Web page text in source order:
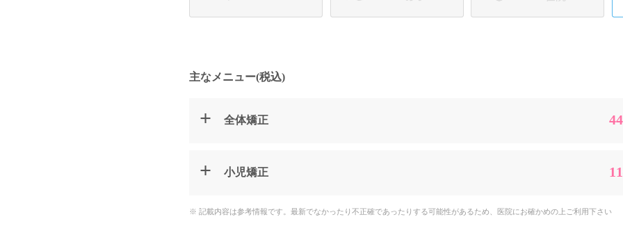
主なメニュー(税込)
全体矯正 44
小児矯正 11
※ 記載内容は参考情報です。最新でなかったり不正確であったりする可能性があるため、医院にお確かめの上ご利用下さい